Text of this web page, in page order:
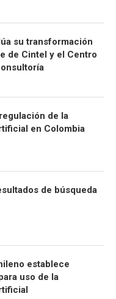
su transformación
de Cintel y el Centro
de la
en Colombia
de búsqueda
establece
uso de la